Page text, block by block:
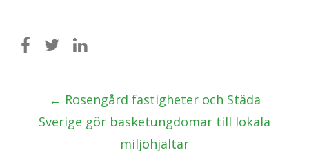
Post
navigation
← Rosengård fastigheter och Städa
Sverige gör basketungdomar till lokala
miljöhjältar